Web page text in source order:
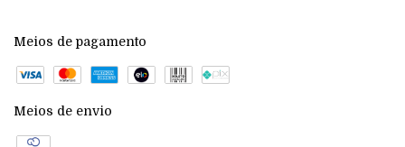
Meios de pagamento
Meios de envio